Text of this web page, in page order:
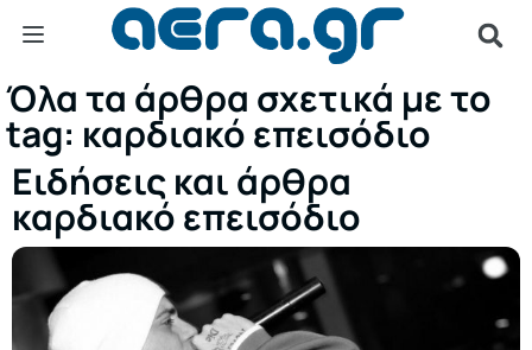
Όλα τα άρθρα σχετικά με το
tag: καρδιακό επεισόδιο
Ειδήσεις και άρθρα
καρδιακό επεισόδιο